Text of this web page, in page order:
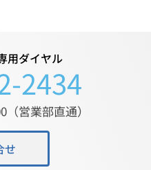
用ダイヤル
2434
営業部直通）
せ